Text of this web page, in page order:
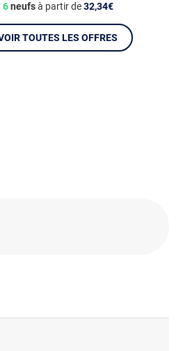
6neufsà partir de32,34€
TOUTES LES OFFRES